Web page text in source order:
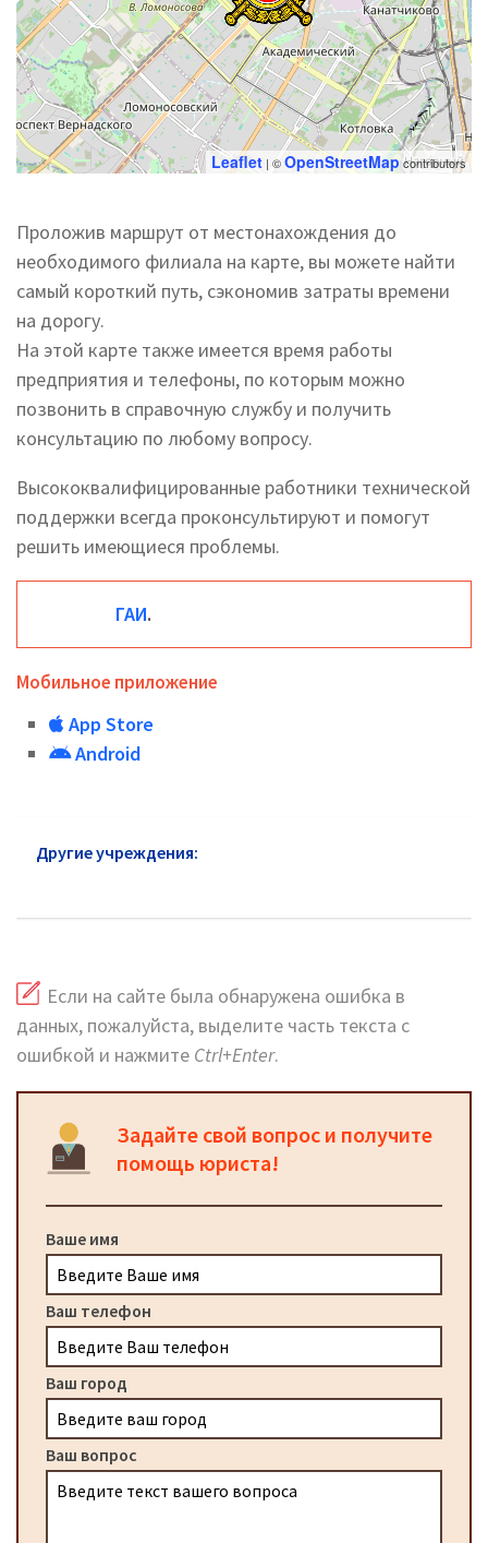
Leaflet | ©OpenStreetMap contributors
Проложив маршрут от местонахождения до
необходимого филиала на карте, вы можете найти
самый короткий путь, сэкономив затраты времени
на дорогу.
На этой карте также имеется время работы
предприятия и телефоны, по которым можно
позвонить в справочную службу и получить
консультацию по любому вопросу.
Высококвалифицированные работники технической
поддержки всегда проконсультируют и помогут
решить имеющиеся проблемы.
ГАИ.
Мобильное приложение
App Store
Android
Другие учреждения:
Если на сайте была обнаружена ошибка в
данных, пожалуйста, выделите часть текста с
ошибкой и нажмите Ctrl+Enter.
Задайте свой вопрос и получите
помощь юриста!
Ваше имя
Ваш телефон
Ваш город
Ваш вопрос